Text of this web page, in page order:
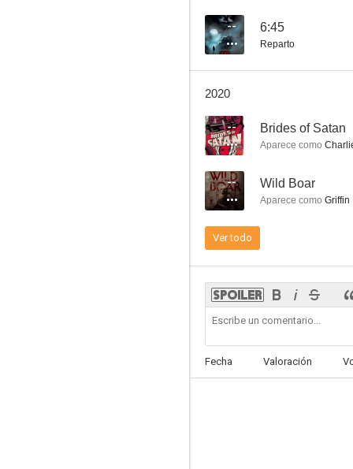
--
--
-- 6:45
Reparto
2020
-- Brides of Satan
Aparece como
-- Wild Boar
Aparece como Griffin
Ver todo
Fecha Valoración